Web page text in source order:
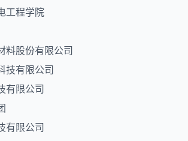
工程学院
料股份有限公司
技有限公司
有限公司
有限公司